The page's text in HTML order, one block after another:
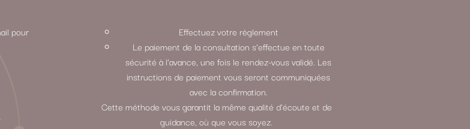
pour
Effectuez votre règlement
Le paiement de la consultation s’effectue en toute
sécurité à l’avance, une fois le rendez-vous validé. Les
instructions de paiement vous seront communiquées
avec la confirmation.
Cette méthode vous garantit la même qualité d’écoute et de
guidance, où que vous soyez.